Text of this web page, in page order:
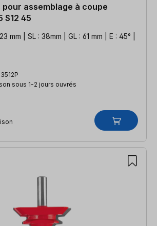
assemblage à coupe
S12 45
mm | SL : 38mm | GL : 61 mm | E : 45° |
sous 1-2 jours ouvrés